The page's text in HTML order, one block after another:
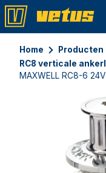
Home Producten
RC8 verticale
MAXWELL RC8-6